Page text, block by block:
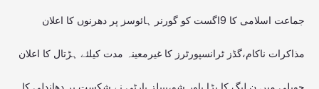
جماعت اسلامی کا 9اگست کو گورنر ہائوسز پر دھرنوں کا اعلان
مذاکرات ناکام،گڈز ٹرانسپورٹرز کا غیرمعینہ مدت کیلئے ہڑتال کا اعلان
حویلی میں ن لیگ کا بڑا پاور شو،پیپلز پارٹی نے شکست پر دھاندلی کا